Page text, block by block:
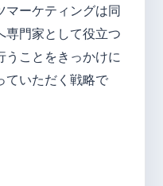
マーケティングは同
専門家として役立つ
うことをきっかけに
ていただく戦略で